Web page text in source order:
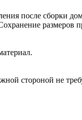
после сборки
стороной не